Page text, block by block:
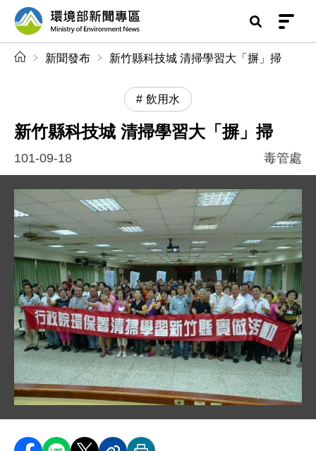
前往中央內容區塊
環境部新聞專區
新聞發布 新竹縣科技城 清掃學習大「摒」掃
飲用水
新竹縣科技城 清掃學習大「摒」掃
101-09-18 毒管處